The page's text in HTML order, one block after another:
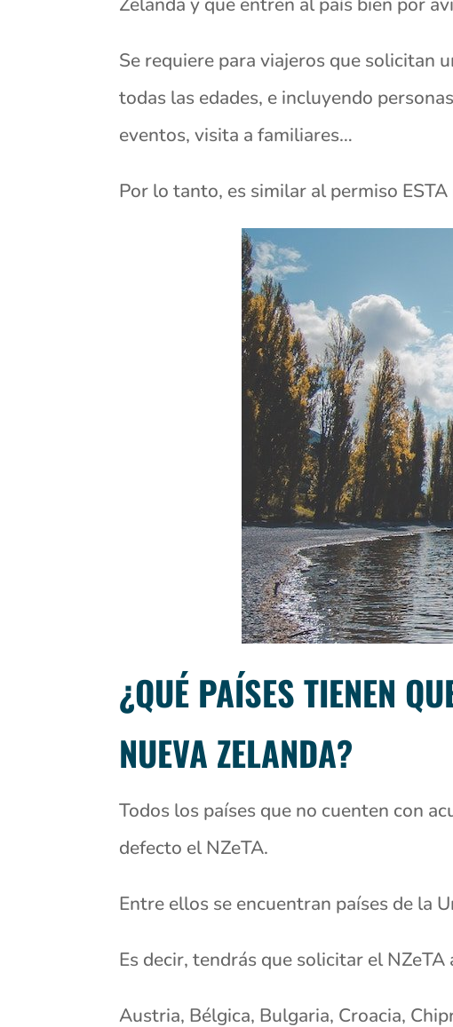
Se requiere para viajeros que solicitan
todas las edades, e incluyendo
eventos, visita a familiares…
Por lo tanto, es similar al permiso
¿QUÉ PAÍSES TIENEN
NUEVA ZELANDA?
Todos los países que no cuenten con
defecto el NZeTA.
Entre ellos se encuentran países de la
Es decir, tendrás que solicitar el
Austria, Bélgica, Bulgaria, Croacia,